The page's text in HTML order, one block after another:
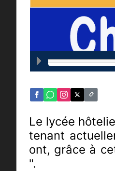
Le lycée
tenant
ont, grâce à
".